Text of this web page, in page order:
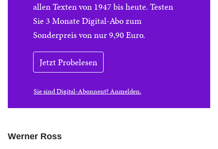
allen Texten von 1947 bis heute. Testen
Sie 3 Monate Digital-Abo zum
Sonderpreis von nur 9,90 Euro.
Jetzt Probelesen
Sie sind Digital-Abonnent? Anmelden.
Werner Ross